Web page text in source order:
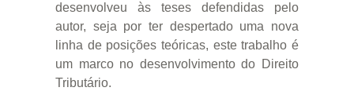
desenvolveu às teses defendidas pelo
autor, seja por ter despertado uma nova
linha de posições teóricas, este trabalho é
um marco no desenvolvimento do Direito
Tributário.